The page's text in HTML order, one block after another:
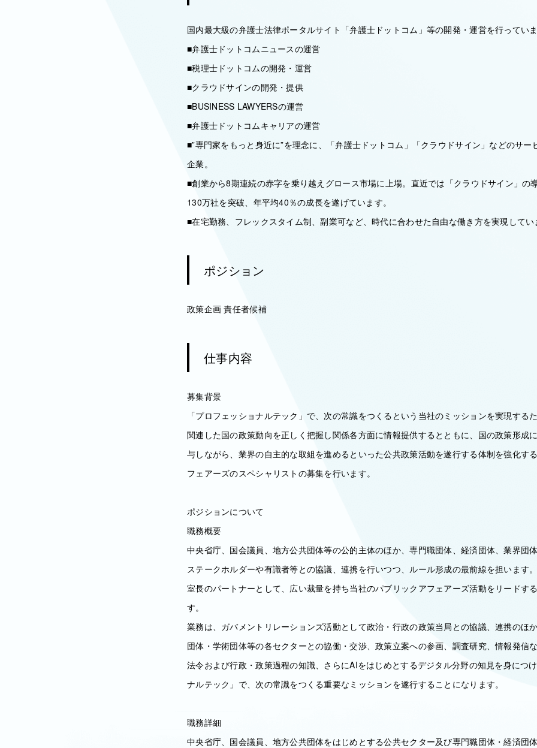
国内最大級の弁護士法律ポータルサイト「弁護士ドットコム」等の開発・運営を行ってい
■弁護士ドットコムニュースの運営
■税理士ドットコムの開発・運営
■クラウドサインの開発・提供
■BUSINESS LAWYERSの運営
■弁護士ドットコムキャリアの運営
■”専門家をもっと身近に”を理念に、「弁護士ドットコム」「クラウドサイン」などのサー
企業。
■創業から8期連続の赤字を乗り越えグロース市場に上場。直近では「クラウドサイン」の
130万社を突破、年平均40％の成長を遂げています。
■在宅勤務、フレックスタイム制、副業可など、時代に合わせた自由な働き方を実現してい
ポジション
政策企画 責任者候補
仕事内容
募集背景
「プロフェッショナルテック」で、次の常識をつくるという当社のミッションを実現する
関連した国の政策動向を正しく把握し関係各方面に情報提供するとともに、国の政策形成
与しながら、業界の自主的な取組を進めるといった公共政策活動を遂行する体制を強化す
フェアーズのスペシャリストの募集を行います。
ポジションについて
職務概要
中央省庁、国会議員、地方公共団体等の公的主体のほか、専門職団体、経済団体、業界団
ステークホルダーや有識者等との協議、連携を行いつつ、ルール形成の最前線を担います
室長のパートナーとして、広い裁量を持ち当社のパブリックアフェアーズ活動をリードす
す。
業務は、ガバメントリレーションズ活動として政治・行政の政策当局との協議、連携のほ
団体・学術団体等の各セクターとの協働・交渉、政策立案への参画、調査研究、情報発信
法令および行政・政策過程の知識、さらにAIをはじめとするデジタル分野の知見を身につ
ナルテック」で、次の常識をつくる重要なミッションを遂行することになります。
職務詳細
中央省庁、国会議員、地方公共団体をはじめとする公共セクター及び専門職団体・経済団